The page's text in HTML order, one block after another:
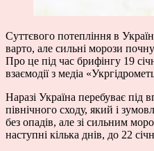
Суттєвого потепління в
варто, але сильні морози
Про це під час брифінгу 19
взаємодії з медіа
Наразі Україна перебуває під
північного сходу, який і
без опадів, але зі сильним
наступні кілька днів, до 22